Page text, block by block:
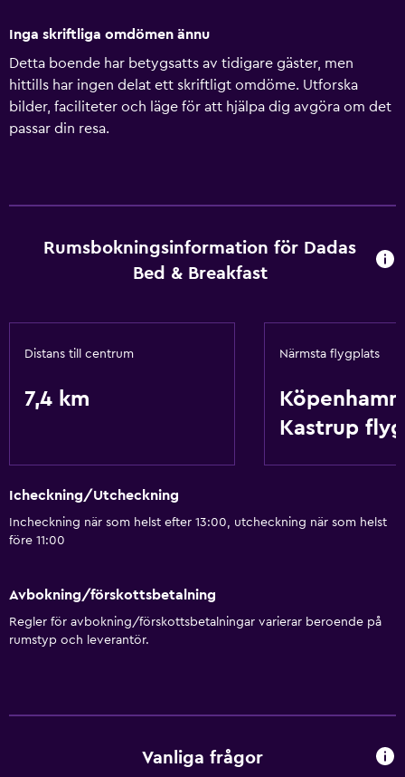
Inga skriftliga omdömen ännu
Detta boende har betygsatts av tidigare gäster, men
hittills har ingen delat ett skriftligt omdöme. Utforska
bilder, faciliteter och läge för att hjälpa dig avgöra om det
passar din resa.
Rumsbokningsinformation för Dadas
Bed & Breakfast
Distans till centrum
7,4 km
Närmsta flygplats
Köpenhamn
Kastrup
Icheckning/Utcheckning
Incheckning när som helst efter 13:00, utcheckning när som helst
före 11:00
Avbokning/förskottsbetalning
Regler för avbokning/förskottsbetalningar varierar beroende på
rumstyp och leverantör.
Vanliga frågor